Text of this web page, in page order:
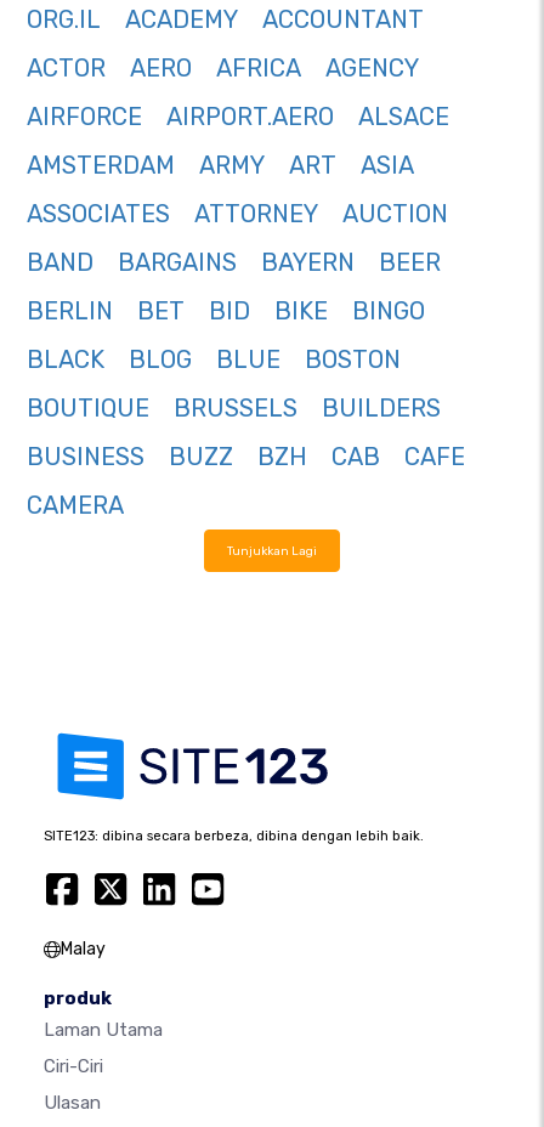
ORG.IL
ACADEMY
ACCOUNTANT
ACTOR
AERO AFRICA
AGENCY
AIRFORCE
AIRPORT.AERO
ALSACE
AMSTERDAM
ARMY ART
ASIA
ASSOCIATES
ATTORNEY
AUCTION
BAND
BARGAINS BAYERN
BEER
BERLIN
BET BID BIKE
BINGO
BLACK
BLOG BLUE
BOSTON
BOUTIQUE
BRUSSELS
BUILDERS
BUSINESS
BUZZ BZH CAB
CAFE
CAMERA
Tunjukkan Lagi
SITE123: dibina secara berbeza, dibina dengan lebih baik.
Malay
produk
Laman Utama
Ciri-Ciri
Ulasan